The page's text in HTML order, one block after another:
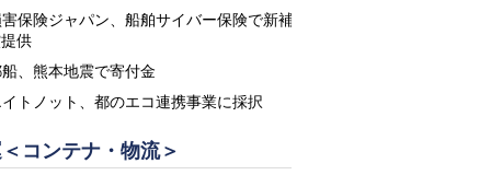
保険ジャパン、船舶サイバー保険で新補
供
、熊本地震で寄付金
トノット、都のエコ連携事業に採択
コンテナ・物流＞